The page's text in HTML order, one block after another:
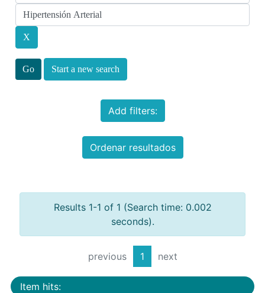
Start a new search
Add filters:
Ordenar resultados
Results 1-1 of 1 (Search time: 0.002
seconds).
previous 1 next
Item hits: